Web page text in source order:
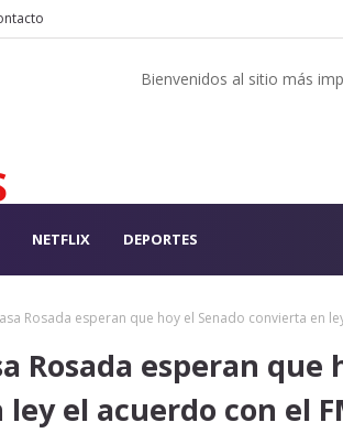
Bienvenidos al sitio más
NETFLIX DEPORTES
Rosada esperan que hoy el Senado convierta en
Rosada esperan que
el acuerdo con el